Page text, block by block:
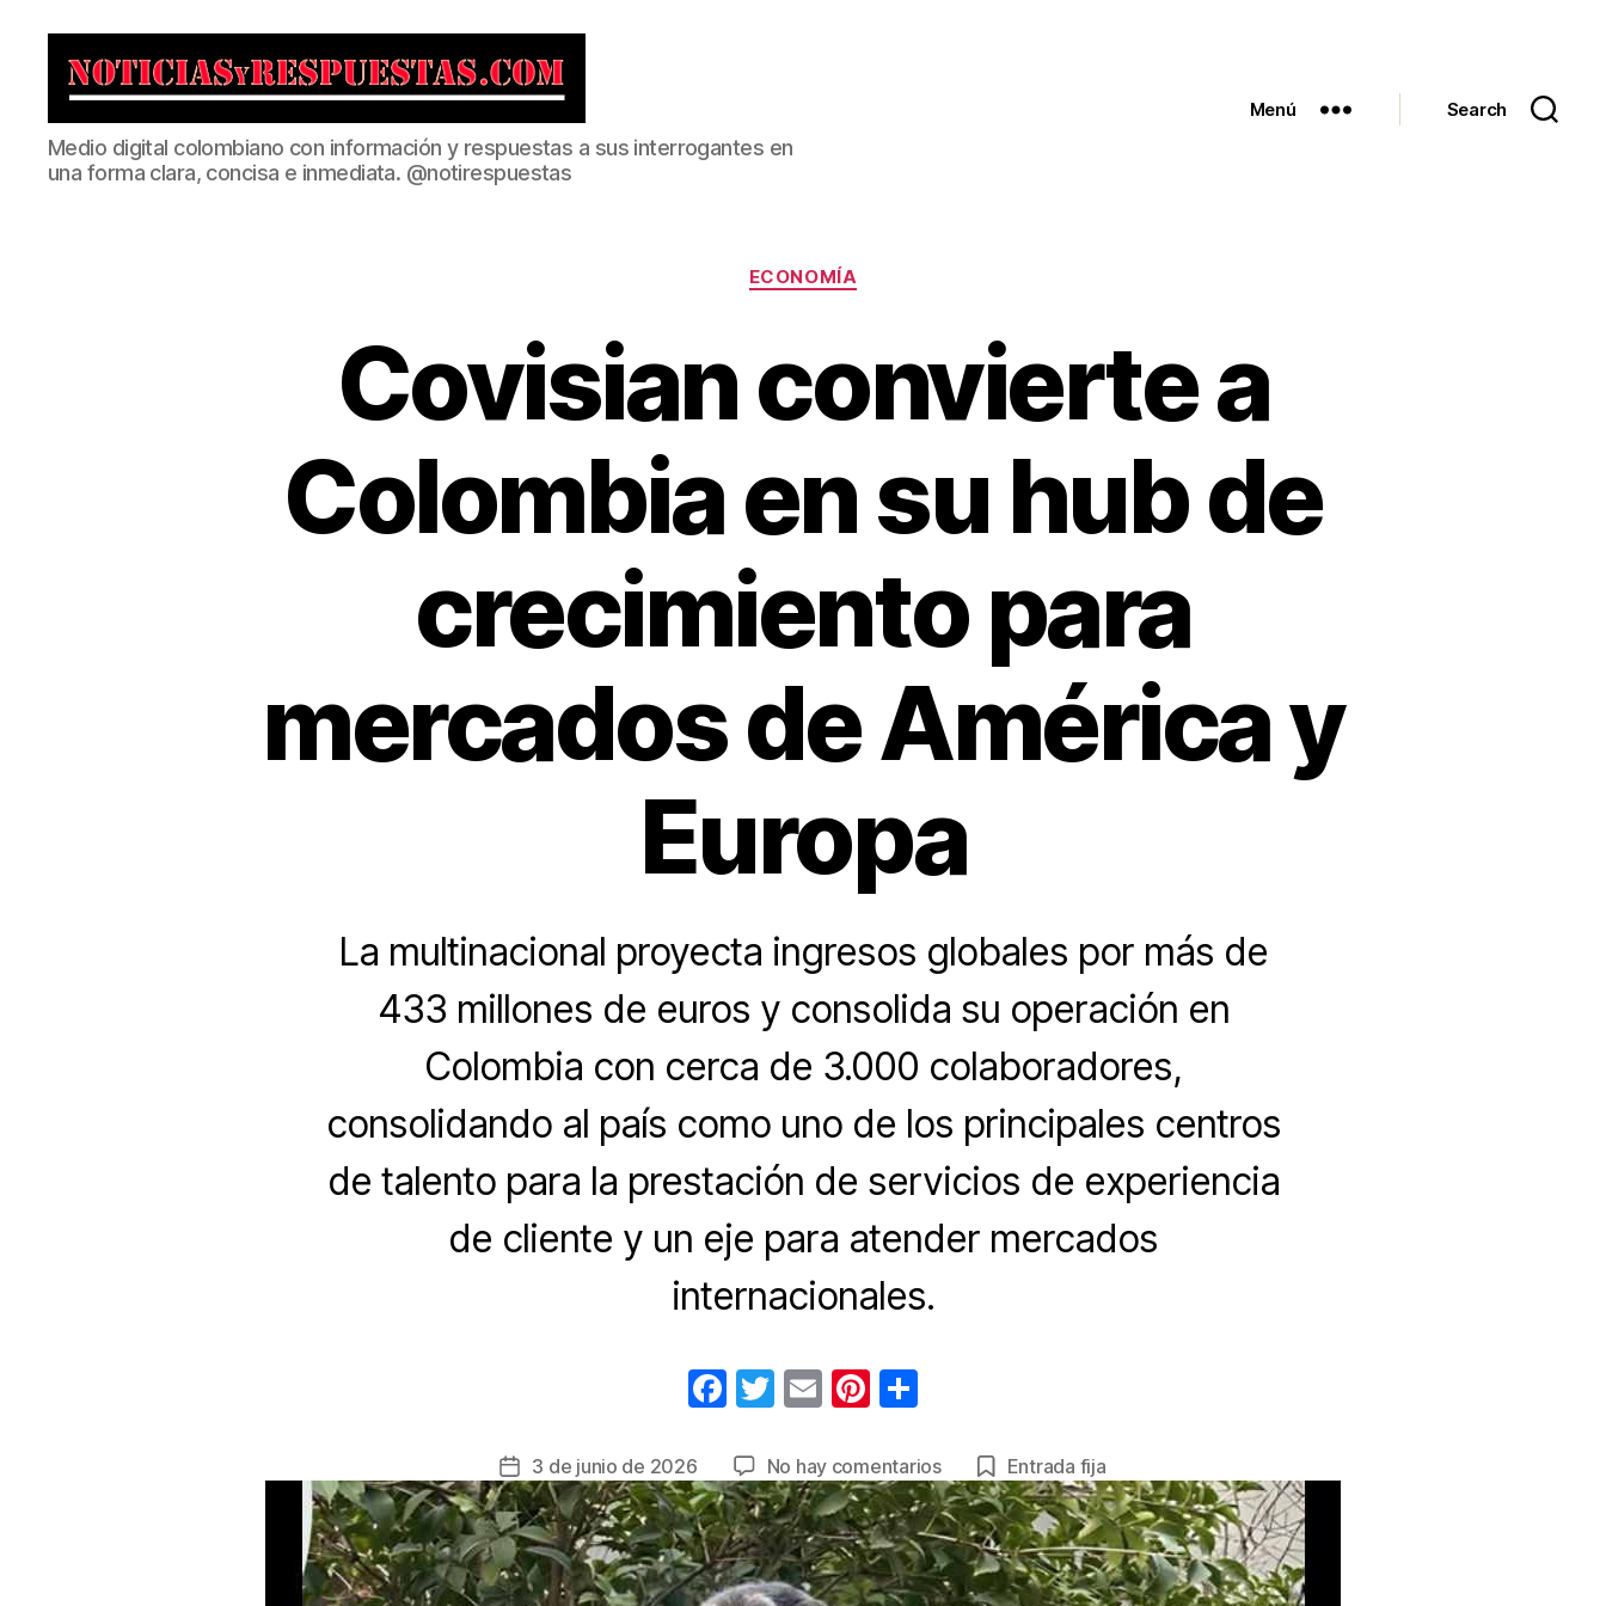
Noticias
y
Respuestas
Medio digital colombiano con información y respuestas a sus interrogantes en
una forma clara, concisa e inmediata. @notirespuestas
Menú Search
Categorías
ECONOMÍA
Covisian convierte a
Colombia en su hub de
crecimiento para
mercados de América y
Europa
La multinacional proyecta ingresos globales por más de
433 millones de euros y consolida su operación en
Colombia con cerca de 3.000 colaboradores,
consolidando al país como uno de los principales centros
de talento para la prestación de servicios de experiencia
de cliente y un eje para atender mercados
internacionales.
F
c
e
b
o
T
tt
er
E
ail
Pi
er
e
st
m
p
ar
tir
Fecha
de
la
entrada
3 de junio de 2026 No hay comentariosen
Covisian
convierte
a
Colombia
Entrada fija